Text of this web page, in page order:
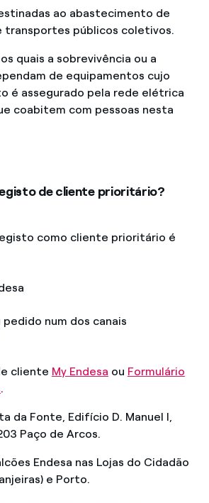
ao abastecimento de
transportes públicos coletivos.
quais a sobrevivência ou a
de equipamentos cujo
é assegurado pela rede elétrica
coabitem com pessoas nesta
de cliente prioritário?
como cliente prioritário é
num dos canais
cliente My Endesa ou Formulário
.
da Fonte, Edifício D. Manuel I,
Paço de Arcos.
Endesa nas Lojas do Cidadão
e Porto.